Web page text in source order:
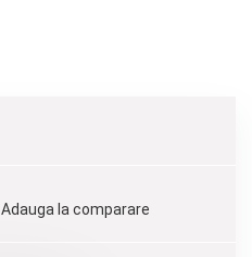
Adauga la comparare